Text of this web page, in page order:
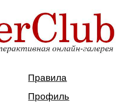
Правила
Профиль